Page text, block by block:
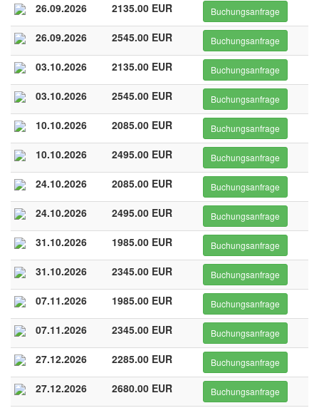
26.09.2026 2135.00 EUR Buchungsanfrage
26.09.2026 2545.00 EUR Buchungsanfrage
03.10.2026 2135.00 EUR Buchungsanfrage
03.10.2026 2545.00 EUR Buchungsanfrage
10.10.2026 2085.00 EUR Buchungsanfrage
10.10.2026 2495.00 EUR Buchungsanfrage
24.10.2026 2085.00 EUR Buchungsanfrage
24.10.2026 2495.00 EUR Buchungsanfrage
31.10.2026 1985.00 EUR Buchungsanfrage
31.10.2026 2345.00 EUR Buchungsanfrage
07.11.2026 1985.00 EUR Buchungsanfrage
07.11.2026 2345.00 EUR Buchungsanfrage
27.12.2026 2285.00 EUR Buchungsanfrage
27.12.2026 2680.00 EUR Buchungsanfrage